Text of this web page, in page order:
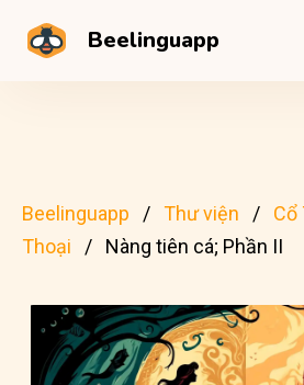
Beelinguapp
Beelinguapp Thư viện
Cổ
Thoại
Nàng tiên cá; Phần II